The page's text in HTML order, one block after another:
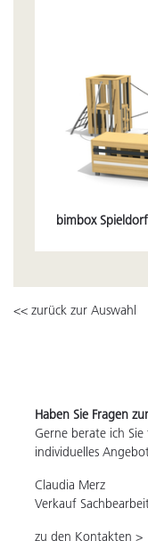
bimbox
<< zurück zur Auswahl
Haben Sie Fragen
Gerne berate ich
individuelles
Claudia Merz
Verkauf
zu den Kontakten >